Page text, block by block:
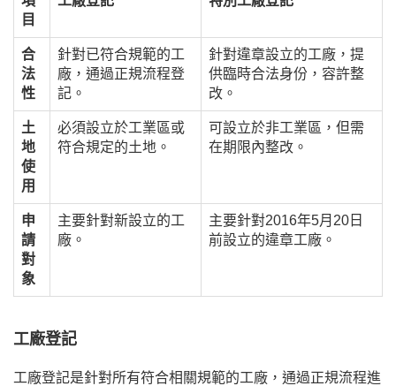
目
合
法
性
針對已符合規範的工
廠，通過正規流程登
記。
針對違章設立的工廠，提
供臨時合法身份，容許整
改。
土
地
使
用
必須設立於工業區或
符合規定的土地。
可設立於非工業區，但需
在期限內整改。
申
請
對
象
主要針對新設立的工
廠。
主要針對2016年5月20日
前設立的違章工廠。
工廠登記
工廠登記是針對所有符合相關規範的工廠，通過正規流程進